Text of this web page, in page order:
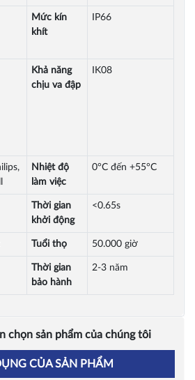
Mức kín
khít
IP66
Khả năng
chịu va đập
IK08
Nhiệt độ
làm việc
0°C đến +55°C
Thời gian
khởi động
<0.65s
Tuổi thọ 50.000 giờ
Thời gian
bảo hành
2-3 năm
chọn sản phẩm của chúng tôi
CỦA SẢN PHẨM